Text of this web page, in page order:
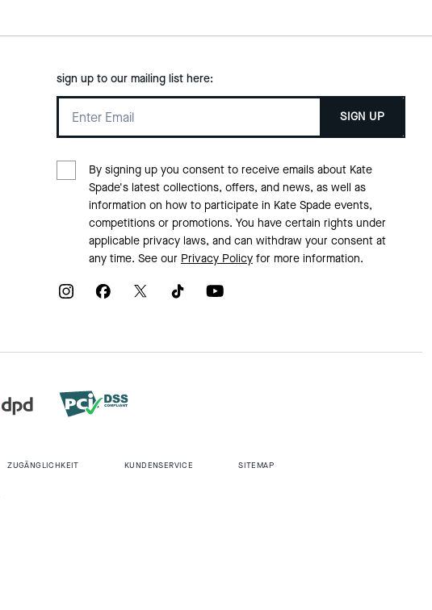
sign up to our mailing list here:
SIGN UP
By signing up you consent to receive emails about Kate
Spade's latest collections, offers, and news, as well as
information on how to participate in Kate Spade events,
competitions or promotions. You have certain rights under
applicable privacy laws, and can withdraw your consent at
any time. See our Privacy Policyfor more information.
ZUGÄNGLICHKEIT KUNDENSERVICE SITEMAP